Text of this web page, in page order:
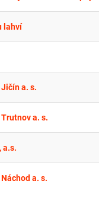
lahví
a. s.
a. s.
a.s.
a. s.